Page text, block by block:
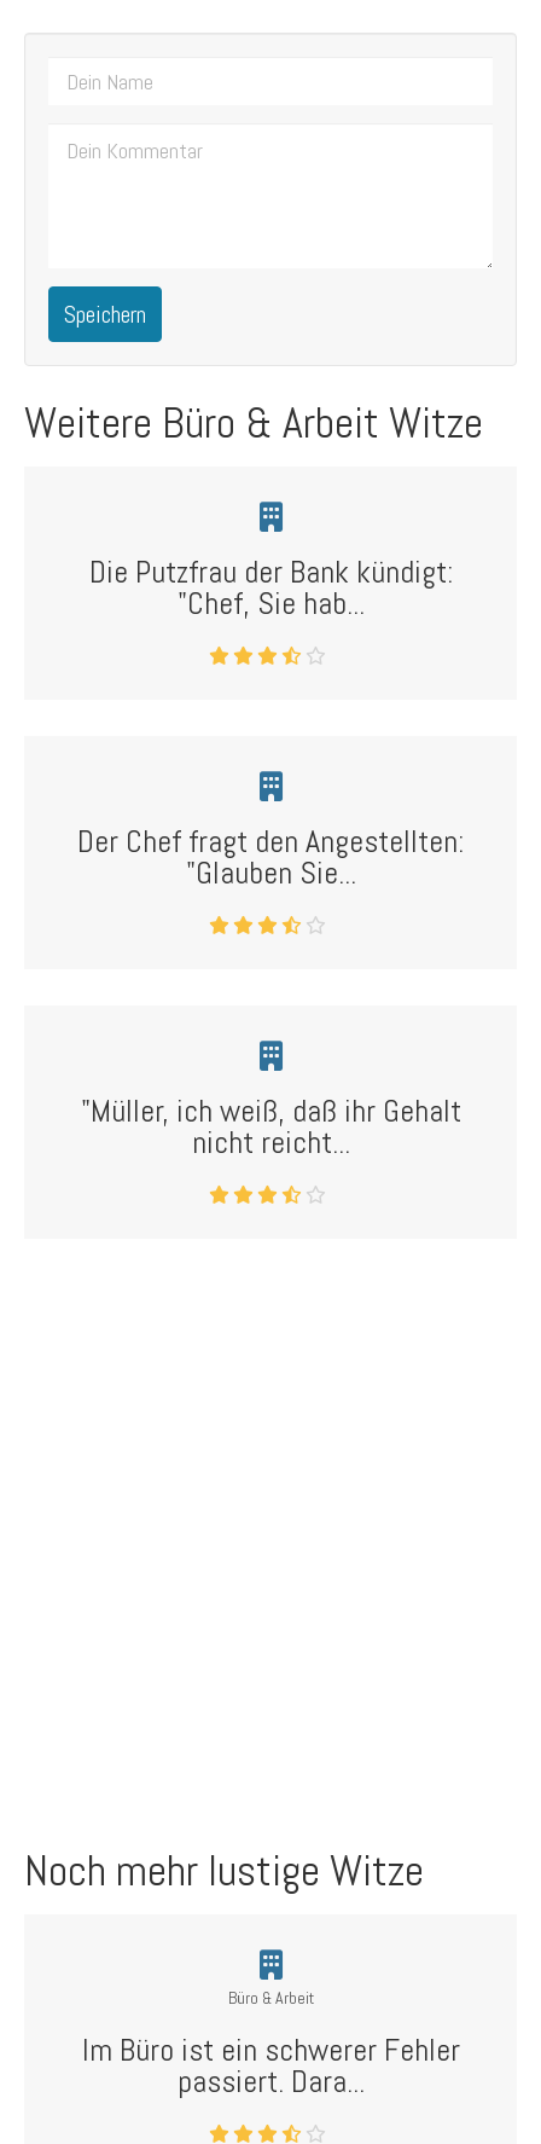
Speichern
Weitere Büro & Arbeit Witze
Die Putzfrau der Bank kündigt:
"Chef, Sie hab...
Der Chef fragt den Angestellten:
"Glauben Sie...
"Müller, ich weiß, daß ihr Gehalt
nicht reicht...
Noch mehr lustige Witze
Büro & Arbeit
Im Büro ist ein schwerer Fehler
passiert. Dara...